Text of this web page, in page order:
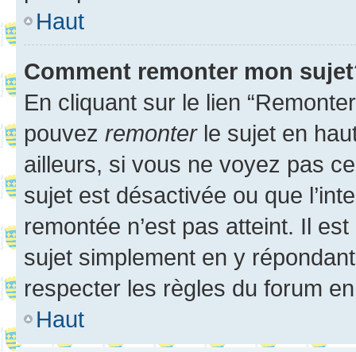
Haut
Comment remonter mon
En cliquant sur le lien
pouvez remonterle sujet en
ailleurs, si vous ne voyez pas
sujet est désactivée ou que
remontée n’est pas atteint. Il
sujet simplement en y
respecter les règles du forum
Haut